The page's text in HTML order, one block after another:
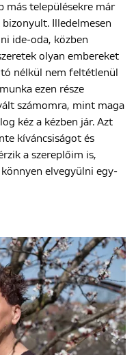
más településekre már
Illedelmesen
ide-oda, közben
olyan embereket
nélkül nem feltétlenül
ezen része
számomra, mint maga
kéz a kézben jár. Azt
kíváncsiságot és
a szereplőim is,
elvegyülni egy-